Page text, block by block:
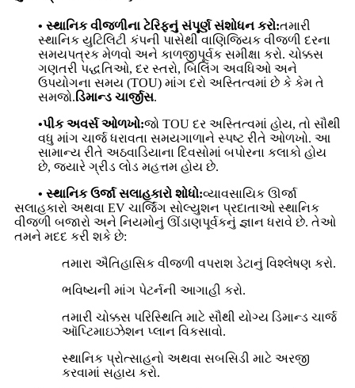
• સ્થાનિક વીજળીના ટેરિફનું સંપૂર્ણ સંશોધન કરો:તમારી
સ્થાનિક યુટિલિટી કંપની પાસેથી વાણિજ્યિક વીજળી દરના
સમયપત્રક મેળવો અને કાળજીપૂર્વક સમીક્ષા કરો. ચોક્કસ
ગણતરી પદ્ધતિઓ, દર સ્તરો, બિલિંગ અવધિઓ અને
ઉપયોગના સમય (TOU) માંગ દરો અસ્તિત્વમાં છે કે કેમ તે
સમજો.ડિમાન્ડ ચાર્જીસ.
•પીક અવર્સ ઓળખો:જો TOU દર અસ્તિત્વમાં હોય, તો સૌથી
વધુ માંગ ચાર્જ ધરાવતા સમયગાળાને સ્પષ્ટ રીતે ઓળખો. આ
સામાન્ય રીતે અઠવાડિયાના દિવસોમાં બપોરના કલાકો હોય
છે, જ્યારે ગ્રીડ લોડ મહત્તમ હોય છે.
• સ્થાનિક ઉર્જા સલાહકારો શોધો:વ્યાવસાયિક ઊર્જા
સલાહકારો અથવા EV ચાર્જિંગ સોલ્યુશન પ્રદાતાઓ સ્થાનિક
વીજળી બજારો અને નિયમોનું ઊંડાણપૂર્વકનું જ્ઞાન ધરાવે છે. તેઓ
તમને મદદ કરી શકે છે:
તમારા ઐતિહાસિક વીજળી વપરાશ ડેટાનું વિશ્લેષણ કરો.
ભવિષ્યની માંગ પેટર્નની આગાહી કરો.
તમારી ચોક્કસ પરિસ્થિતિ માટે સૌથી યોગ્ય ડિમાન્ડ ચાર્જ
ઑપ્ટિમાઇઝેશન પ્લાન વિકસાવો.
સ્થાનિક પ્રોત્સાહનો અથવા સબસિડી માટે અરજી
કરવામાં સહાય કરો.